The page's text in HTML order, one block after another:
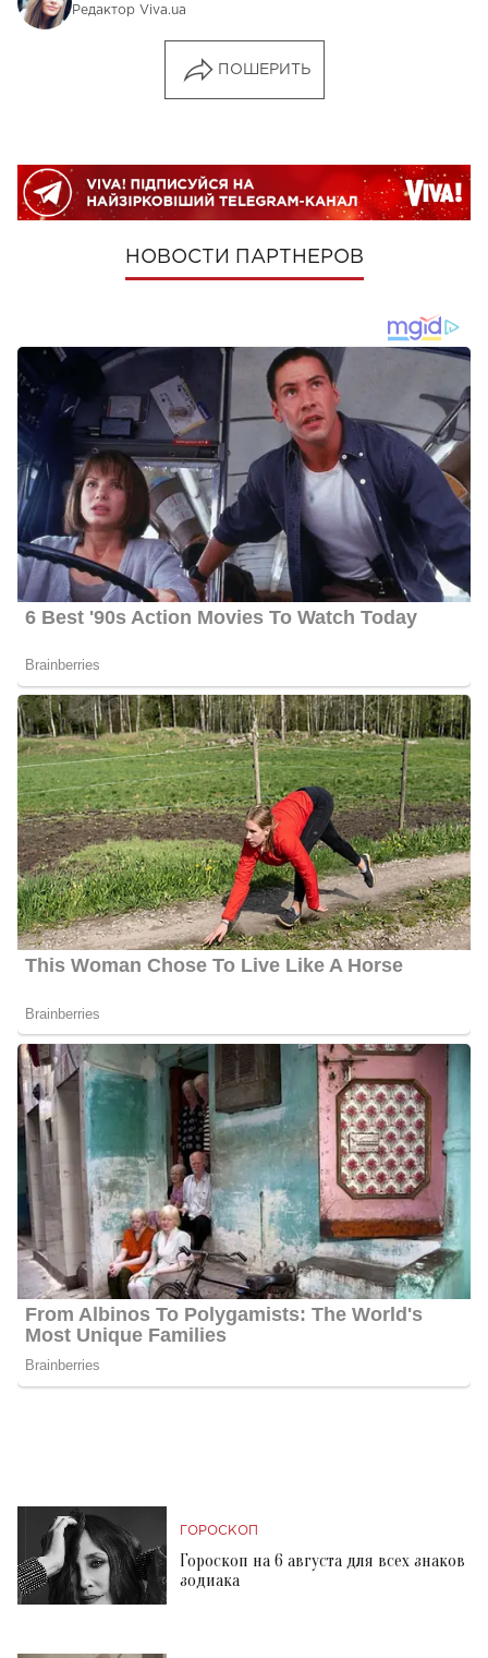
Редактор Viva.ua
ПОШЕРИТЬ
НОВОСТИ ПАРТНЕРОВ
ГОРОСКОП
Гороскоп на 6 августа для всех знаков
зодиака